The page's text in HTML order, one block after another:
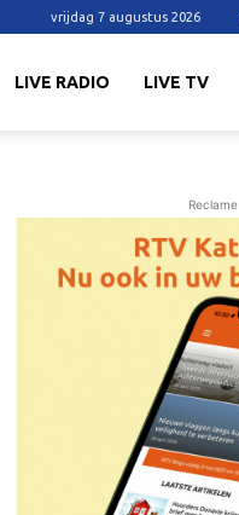
vrijdag 7 augustus 2026
LIVE RADIO LIVE TV
Reclame